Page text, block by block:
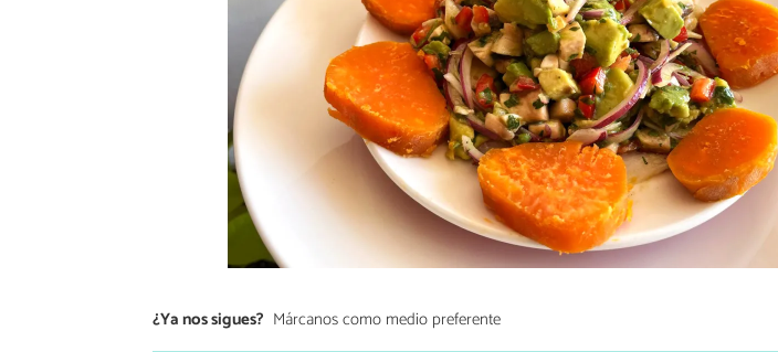
¿Ya nos sigues? Márcanos como medio preferente